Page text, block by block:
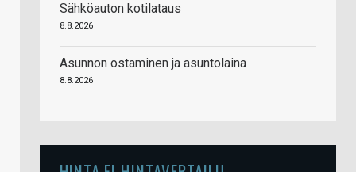
Sähköauton kotilataus
8.8.2026
Asunnon ostaminen ja asuntolaina
8.8.2026